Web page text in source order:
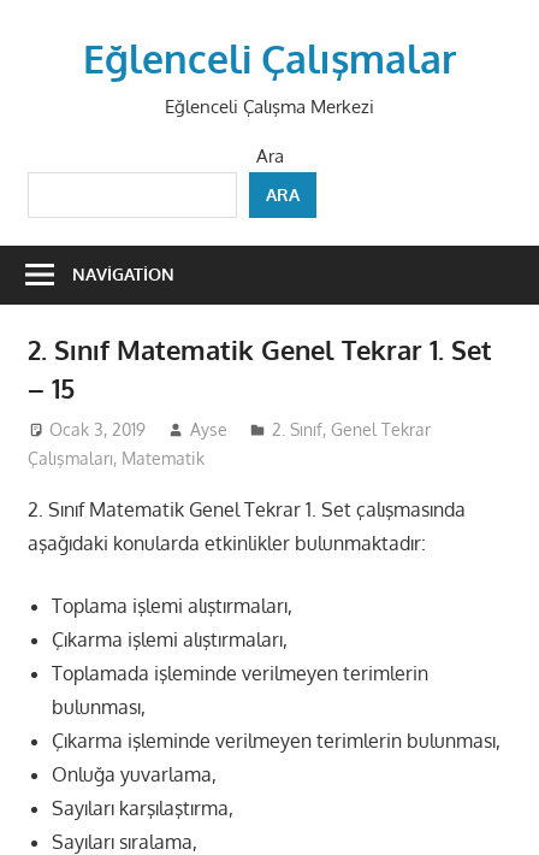
Eğlenceli Çalışmalar
Eğlenceli Çalışma Merkezi
Ara
ARA
NAVIGATION
2. Sınıf Matematik Genel Tekrar 1. Set
– 15
Ocak 3, 2019 Ayse 2. Sınıf, Genel Tekrar
Çalışmaları, Matematik
2. Sınıf Matematik Genel Tekrar 1. Set çalışmasında
aşağıdaki konularda etkinlikler bulunmaktadır:
Toplama işlemi alıştırmaları,
Çıkarma işlemi alıştırmaları,
Toplamada işleminde verilmeyen terimlerin
bulunması,
Çıkarma işleminde verilmeyen terimlerin bulunması,
Onluğa yuvarlama,
Sayıları karşılaştırma,
Sayıları sıralama,